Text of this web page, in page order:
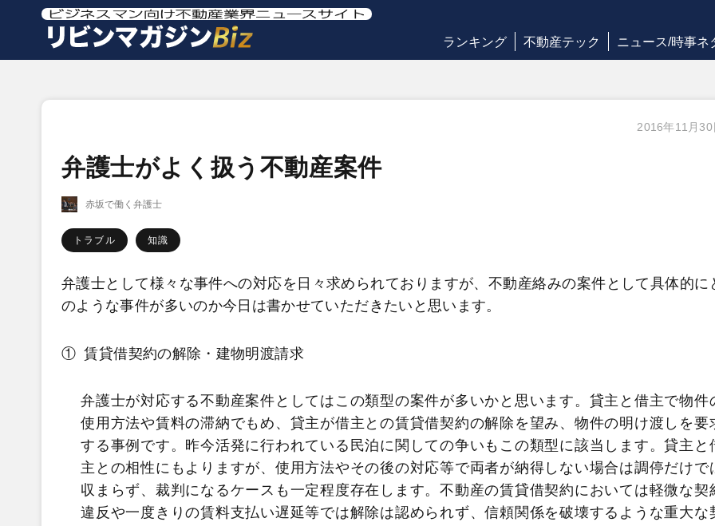
ランキング 不動産テック ニュース/時事ネ
2016年11月30
弁護士がよく扱う不動産案件
赤坂で働く弁護士
トラブル 知識
弁護士として様々な事件への対応を日々求められておりますが、不動産絡みの案件として具体的に
のような事件が多いのか今日は書かせていただきたいと思います。
① 賃貸借契約の解除・建物明渡請求
弁護士が対応する不動産案件としてはこの類型の案件が多いかと思います。貸主と借主で物件
使用方法や賃料の滞納でもめ、貸主が借主との賃貸借契約の解除を望み、物件の明け渡しを要
する事例です。昨今活発に行われている民泊に関しての争いもこの類型に該当します。貸主と
主との相性にもよりますが、使用方法やその後の対応等で両者が納得しない場合は調停だけで
収まらず、裁判になるケースも一定程度存在します。不動産の賃貸借契約においては軽微な契
違反や一度きりの賃料支払い遅延等では解除は認められず、信頼関係を破壊するような重大な